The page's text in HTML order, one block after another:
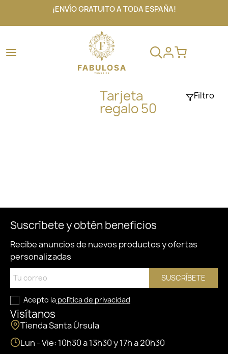
¡ENVÍO GRATUITO A TODA ESPAÑA!
Tarjeta
regalo 50
Filtro
Suscríbete y obtén beneficios
Recibe anuncios de nuevos productos y ofertas
personalizadas
SUSCRÍBETE
Acepto la política de privacidad
Visítanos
Tienda Santa Úrsula
Lun - Vie: 10h30 a 13h30 y 17h a 20h30